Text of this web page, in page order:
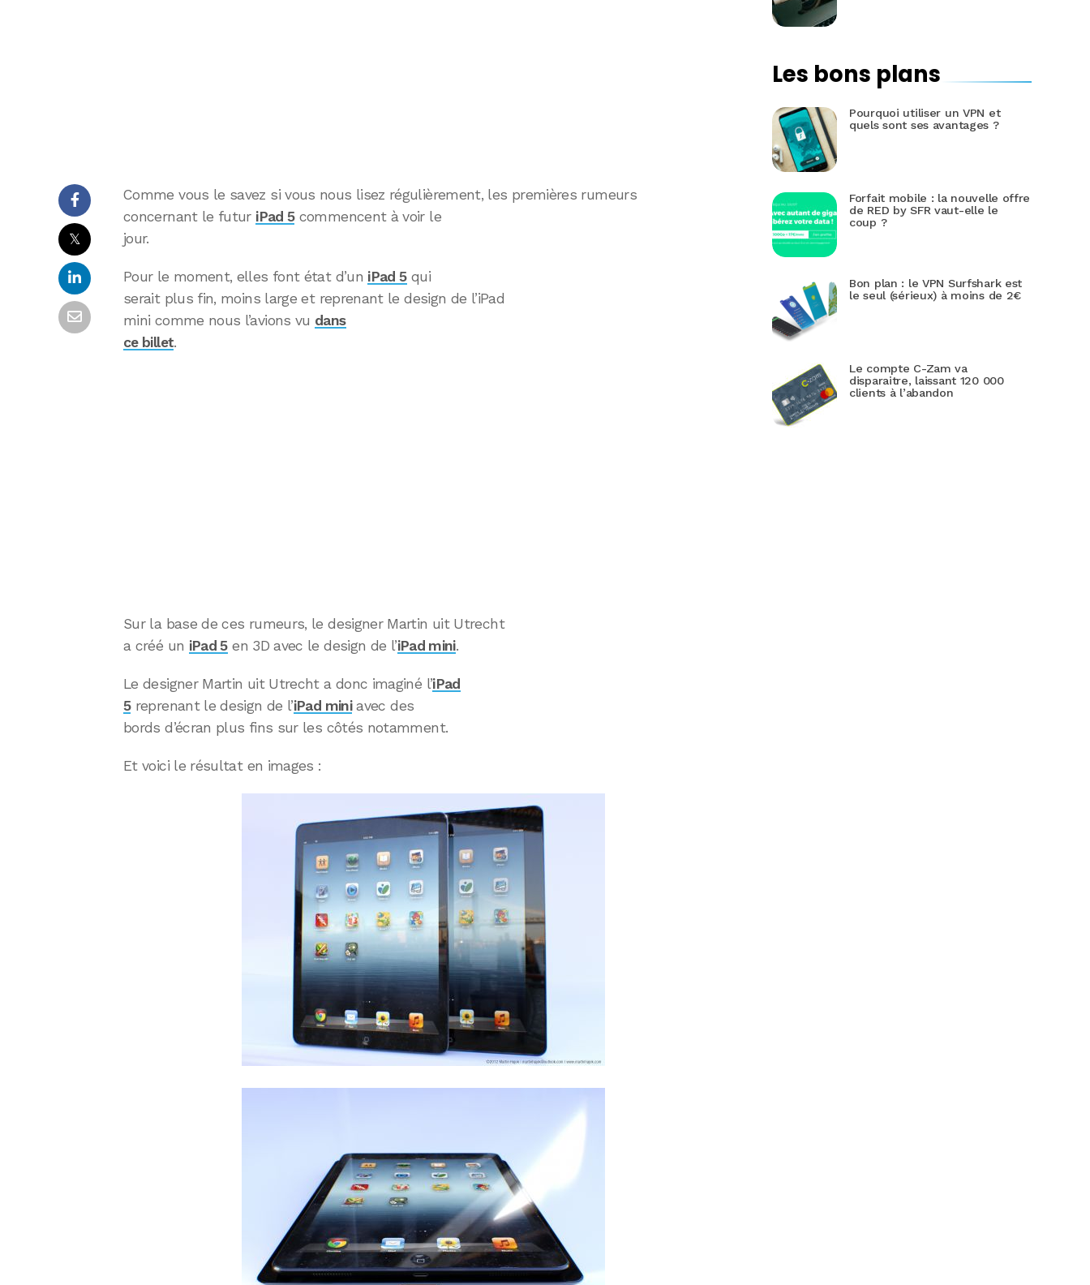
𝕏
Comme vous le savez si vous nous lisez régulièrement, les premières rumeurs
concernant le futur iPad 5commencent à voir le
jour.
Pour le moment, elles font état d’un iPad 5qui
serait plus fin, moins large et reprenant le design de l’iPad
mini comme nous l’avions vu dans
ce billet.
Sur la base de ces rumeurs, le designer Martin uit Utrecht
a créé un iPad 5en 3D avec le design de l’iPad mini.
Le designer Martin uit Utrecht a donc imaginé l’iPad
5reprenant le design de l’iPad miniavec des
bords d’écran plus fins sur les côtés notamment.
Et voici le résultat en images :
Les bons plans
Pourquoi utiliser un VPN et
quels sont ses avantages ?
Forfait mobile : la nouvelle offre
de RED by SFR vaut-elle le
coup ?
Bon plan : le VPN Surfshark est
le seul (sérieux) à moins de 2€
Le compte C-Zam va
disparaitre, laissant 120 000
clients à l’abandon